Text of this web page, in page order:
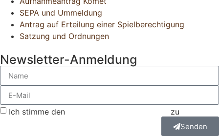
SEPA und Ummeldung
Antrag auf Erteilung einer Spielberechtigung
Satzung und Ordnungen
Newsletter-Anmeldung
Ich stimme den zu
Senden